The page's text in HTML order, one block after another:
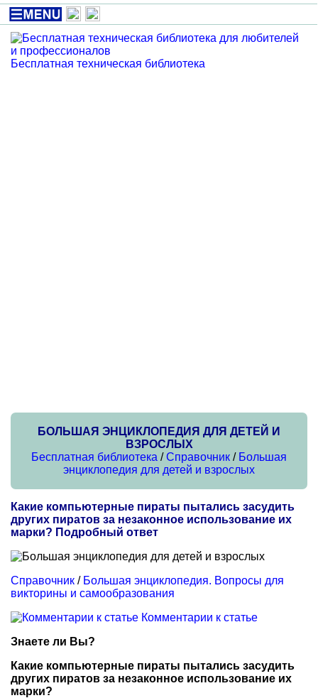
Бесплатная техническая библиотека
БОЛЬШАЯ ЭНЦИКЛОПЕДИЯ ДЛЯ ДЕТЕЙ И
ВЗРОСЛЫХ
Бесплатная библиотека /Справочник / Большая
энциклопедия для детей и взрослых
Какие компьютерные пираты пытались засудить
других пиратов за незаконное использование их
марки? Подробный ответ
Справочник / Большая энциклопедия. Вопросы для
викторины и самообразования
Комментарии к статье
Знаете ли Вы?
Какие компьютерные пираты пытались засудить
других пиратов за незаконное использование их
марки?